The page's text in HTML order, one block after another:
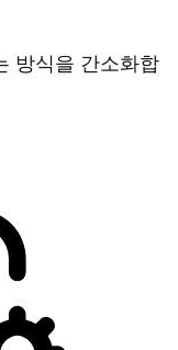
방식을 간소화합